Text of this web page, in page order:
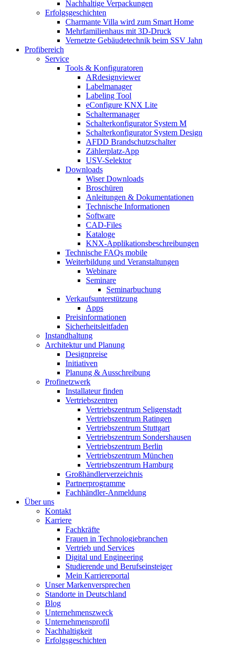
Nachhaltige Verpackungen
Erfolgsgeschichten
Charmante Villa wird zum Smart Home
Mehrfamilienhaus mit 3D-Druck
Vernetzte Gebäudetechnik beim SSV Jahn
Profibereich
Service
Tools & Konfiguratoren
ARdesignviewer
Labelmanager
Labeling Tool
eConfigure KNX Lite
Schaltermanager
Schalterkonfigurator System M
Schalterkonfigurator System Design
AFDD Brandschutzschalter
Zählerplatz-App
USV-Selektor
Downloads
Wiser Downloads
Broschüren
Anleitungen & Dokumentationen
Technische Informationen
Software
CAD-Files
Kataloge
KNX-Applikationsbeschreibungen
Technische FAQs mobile
Weiterbildung und Veranstaltungen
Webinare
Seminare
Seminarbuchung
Verkaufsunterstützung
Apps
Preisinformationen
Sicherheitsleitfaden
Instandhaltung
Architektur und Planung
Designpreise
Initiativen
Planung & Ausschreibung
Profinetzwerk
Installateur finden
Vertriebszentren
Vertriebszentrum Seligenstadt
Vertriebszentrum Ratingen
Vertriebszentrum Stuttgart
Vertriebszentrum Sondershausen
Vertriebszentrum Berlin
Vertriebszentrum München
Vertriebszentrum Hamburg
Großhändlerverzeichnis
Partnerprogramme
Fachhändler-Anmeldung
Über uns
Kontakt
Karriere
Fachkräfte
Frauen in Technologiebranchen
Vertrieb und Services
Digital und Engineering
Studierende und Berufseinsteiger
Mein Karriereportal
Unser Markenversprechen
Standorte in Deutschland
Blog
Unternehmenszweck
Unternehmensprofil
Nachhaltigkeit
Erfolgsgeschichten